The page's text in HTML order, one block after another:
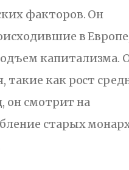
факторов. Он
в
капитализма.
как рост
он смотрит на
старых